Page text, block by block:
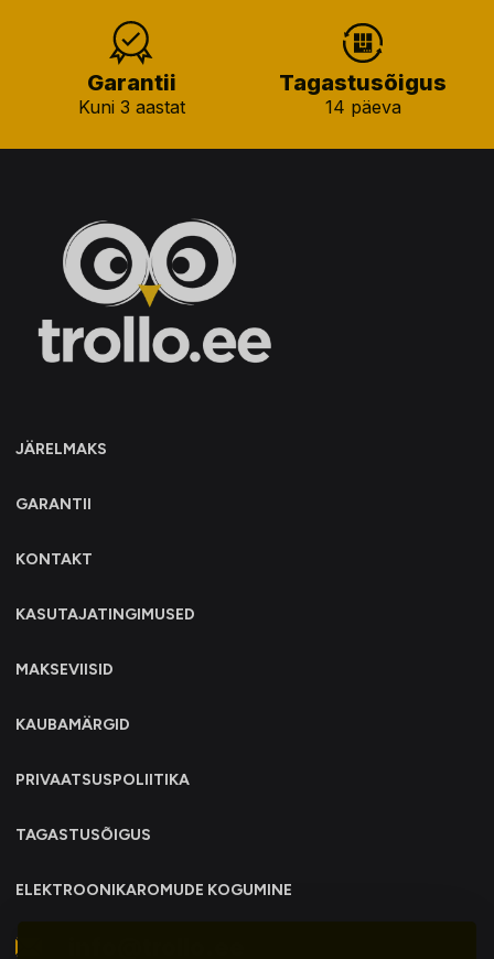
Garantii
Kuni 3 aastat
Tagastusõigus
14 päeva
JÄRELMAKS
GARANTII
KONTAKT
KASUTAJATINGIMUSED
MAKSEVIISID
KAUBAMÄRGID
PRIVAATSUSPOLIITIKA
TAGASTUSÕIGUS
ELEKTROONIKAROMUDE KOGUMINE